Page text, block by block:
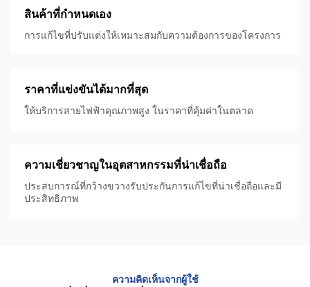
สินค้าที่กําหนดเอง
การแก้ไขที่ปรับแต่งให้เหมาะสมกับความต้องการของโครงการ
ราคาที่แข่งขันได้มากที่สุด
ให้บริการสายไฟฟ้าคุณภาพสูง ในราคาที่คุ้มค่าในตลาด
ความเชี่ยวชาญในอุตสาหกรรมที่น่าเชื่อถือ
ประสบการณ์ที่กว้างขวางรับประกันการแก้ไขที่น่าเชื่อถือและมี
ประสิทธิภาพ
ความคิดเห็นจากผู้ใช้